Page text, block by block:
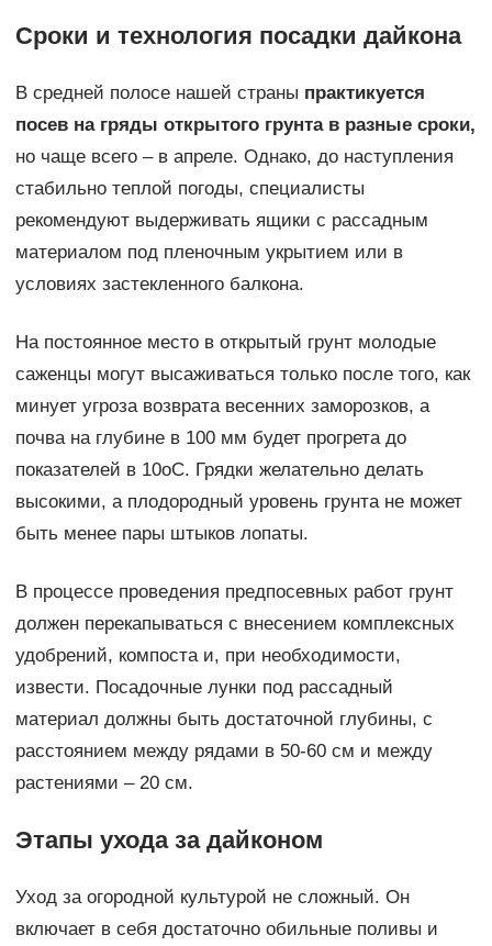
Сроки и технология посадки дайкона
В средней полосе нашей страны практикуется
посев на гряды открытого грунта в разные сроки,
но чаще всего – в апреле. Однако, до наступления
стабильно теплой погоды, специалисты
рекомендуют выдерживать ящики с рассадным
материалом под пленочным укрытием или в
условиях застекленного балкона.
На постоянное место в открытый грунт молодые
саженцы могут высаживаться только после того, как
минует угроза возврата весенних заморозков, а
почва на глубине в 100 мм будет прогрета до
показателей в 10оС. Грядки желательно делать
высокими, а плодородный уровень грунта не может
быть менее пары штыков лопаты.
В процессе проведения предпосевных работ грунт
должен перекапываться с внесением комплексных
удобрений, компоста и, при необходимости,
извести. Посадочные лунки под рассадный
материал должны быть достаточной глубины, с
расстоянием между рядами в 50-60 см и между
растениями – 20 см.
Этапы ухода за дайконом
Уход за огородной культурой не сложный. Он
включает в себя достаточно обильные поливы и